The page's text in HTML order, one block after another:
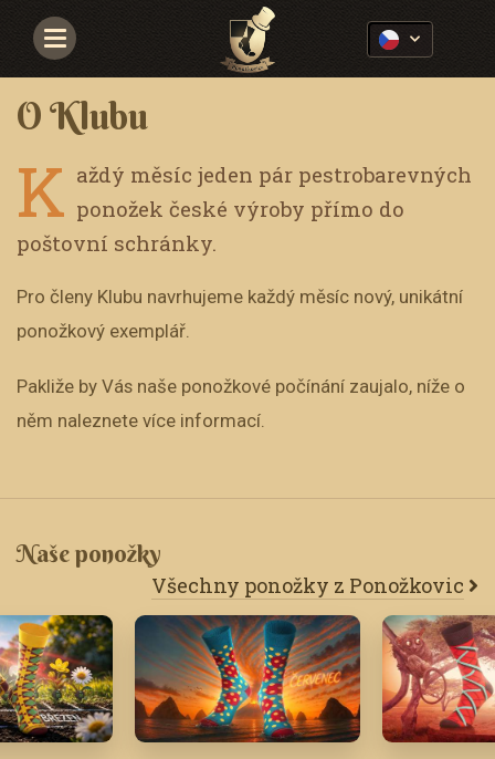
Navigace
O Klubu
K aždý měsíc jeden pár pestrobarevných
ponožek české výroby přímo do
poštovní schránky.
Pro členy Klubu navrhujeme každý měsíc nový, unikátní
ponožkový exemplář.
Pakliže by Vás naše ponožkové počínání zaujalo, níže o
něm naleznete více informací.
Naše ponožky
Všechny ponožky z Ponožkovic